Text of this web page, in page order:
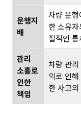
운행지
배
차량 운행
한 소유자
질적인 통
관리
소홀로
인한
책임
차량 관리
의로 인해
한 사고의